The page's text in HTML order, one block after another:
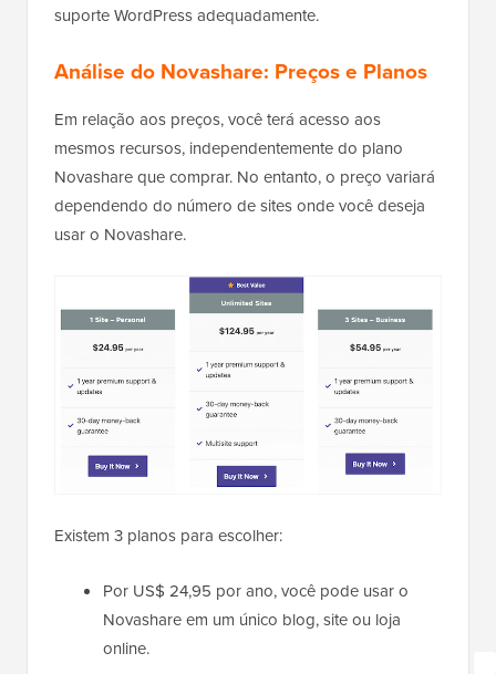
suporte WordPress adequadamente.
Análise do Novashare: Preços e Planos
Em relação aos preços, você terá acesso aos
mesmos recursos, independentemente do plano
Novashare que comprar. No entanto, o preço variará
dependendo do número de sites onde você deseja
usar o Novashare.
Existem 3 planos para escolher:
Por US$ 24,95 por ano, você pode usar o
Novashare em um único blog, site ou loja
online.